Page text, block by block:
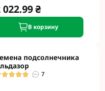
022.99 ₴
В корзину
подсолнечника
7